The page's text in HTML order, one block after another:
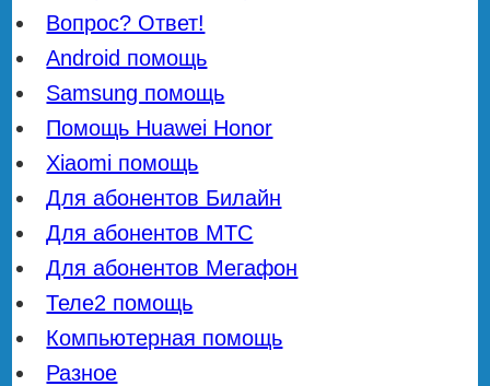
Вопрос? Ответ!
Android помощь
Samsung помощь
Помощь Huawei Honor
Xiaomi помощь
Для абонентов Билайн
Для абонентов МТС
Для абонентов Мегафон
Теле2 помощь
Компьютерная помощь
Разное